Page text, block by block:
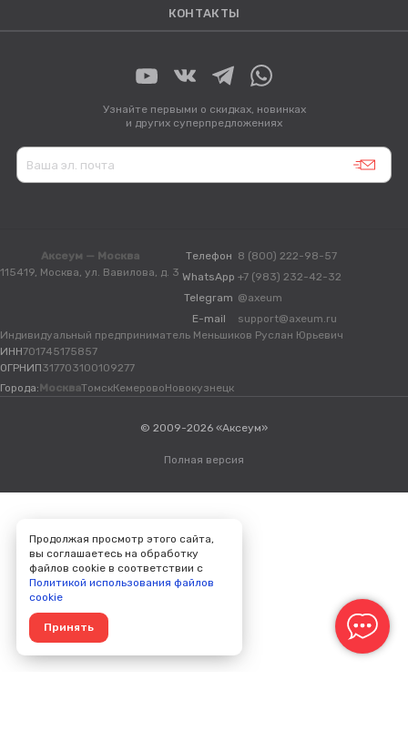
КОНТАКТЫ
Узнайте первыми о скидках, новинках
и других суперпредложениях
Аксеум — Москва
115419, Москва, ул. Вавилова, д. 3
Телефон 8 (800) 222-98-57
WhatsApp +7 (983) 232-42-32
Telegram @axeum
E-mail
support@axeum.ru
Индивидуальный предприниматель Меньшиков Руслан Юрьевич
ИНН701745175857
ОГРНИП317703100109277
Города: МоскваТомскКемеровоНовокузнецк
© 2009-2026 «Аксеум»
Полная версия
Продолжая просмотр этого сайта,
вы соглашаетесь на обработку
файлов cookie в соответствии с
Политикой использования файлов
cookie
Принять